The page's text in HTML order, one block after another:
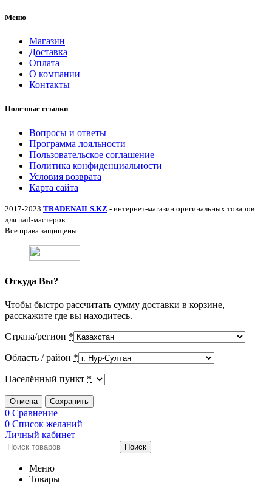
Меню
Магазин
Доставка
Оплата
О компании
Контакты
Полезные ссылки
Вопросы и ответы
Программа лояльности
Пользовательское соглашение
Политика конфиденциальности
Условия возврата
Карта сайта
2017-2023 TRADENAILS.KZ - интернет-магазин оригинальных товаров
для nail-мастеров.
Все права защищены.
Откуда Вы?
Чтобы быстро рассчитать сумму доставки в корзине,
расскажите где вы находитесь.
Страна/регион *
Область / район *
Населённый пункт *
Отмена Сохранить
0 Сравнение
0 Список желаний
Личный кабинет
Поиск
Меню
Товары